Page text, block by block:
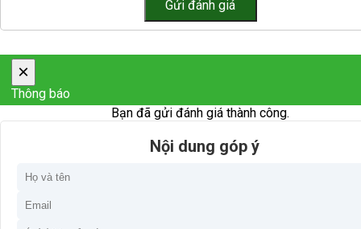
×
Thông báo
Bạn đã gửi đánh giá thành công.
Nội dung góp ý